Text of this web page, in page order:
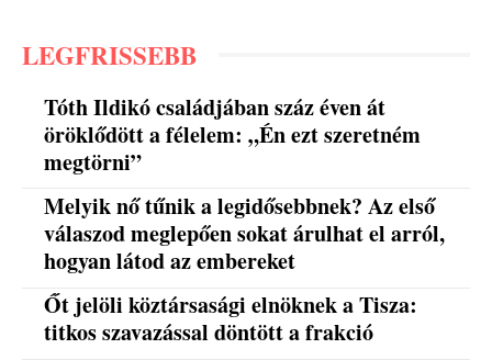
LEGFRISSEBB
Tóth Ildikó családjában száz éven át
öröklődött a félelem: „Én ezt szeretném
megtörni”
Melyik nő tűnik a legidősebbnek? Az első
válaszod meglepően sokat árulhat el arról,
hogyan látod az embereket
Őt jelöli köztársasági elnöknek a Tisza:
titkos szavazással döntött a frakció